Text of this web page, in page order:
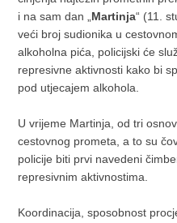
i na sam dan „ Martinja“ (11.
veći broj sudionika u
alkoholna pića, policijski će
represivne aktivnosti kako bi
pod utjecajem alkohola.
U vrijeme Martinja, od tri
cestovnog prometa, a to su
policije biti prvi navedeni
represivnim aktivnostima.
Koordinacija, sposobnost